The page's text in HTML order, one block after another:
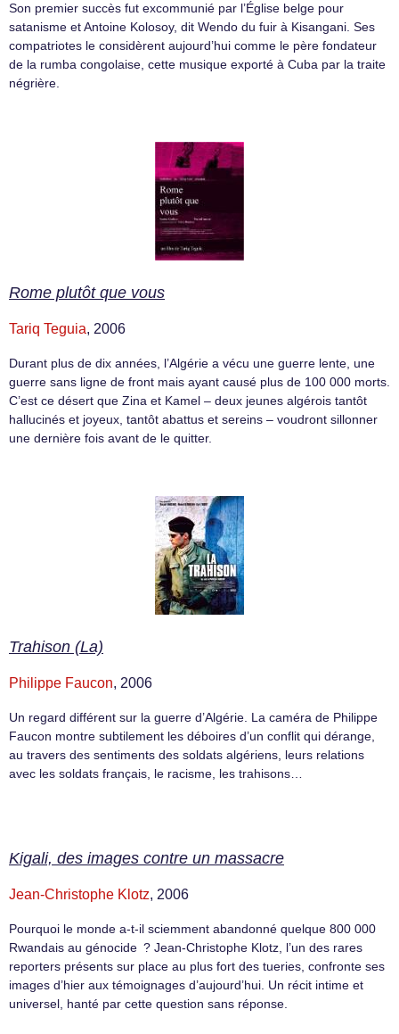
Son premier succès fut excommunié par l’Église belge pour
satanisme et Antoine Kolosoy, dit Wendo du fuir à Kisangani. Ses
compatriotes le considèrent aujourd’hui comme le père fondateur
de la rumba congolaise, cette musique exporté à Cuba par la traite
négrière.
Rome plutôt que vous
Tariq Teguia, 2006
Durant plus de dix années, l’Algérie a vécu une guerre lente, une
guerre sans ligne de front mais ayant causé plus de 100 000 morts.
C’est ce désert que Zina et Kamel – deux jeunes algérois tantôt
hallucinés et joyeux, tantôt abattus et sereins – voudront sillonner
une dernière fois avant de le quitter.
Trahison (La)
Philippe Faucon, 2006
Un regard différent sur la guerre d’Algérie. La caméra de Philippe
Faucon montre subtilement les déboires d’un conflit qui dérange,
au travers des sentiments des soldats algériens, leurs relations
avec les soldats français, le racisme, les trahisons…
Kigali, des images contre un massacre
Jean-Christophe Klotz, 2006
Pourquoi le monde a-t-il sciemment abandonné quelque 800 000
Rwandais au génocide ? Jean-Christophe Klotz, l’un des rares
reporters présents sur place au plus fort des tueries, confronte ses
images d’hier aux témoignages d’aujourd’hui. Un récit intime et
universel, hanté par cette question sans réponse.